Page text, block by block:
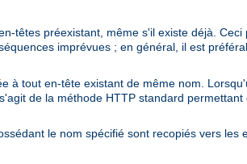
têtes préexistant, même s'il existe déjà.
imprévues ; en général, il est
à tout en-tête existant de même nom.
de la méthode HTTP standard
le nom spécifié sont recopiés vers les